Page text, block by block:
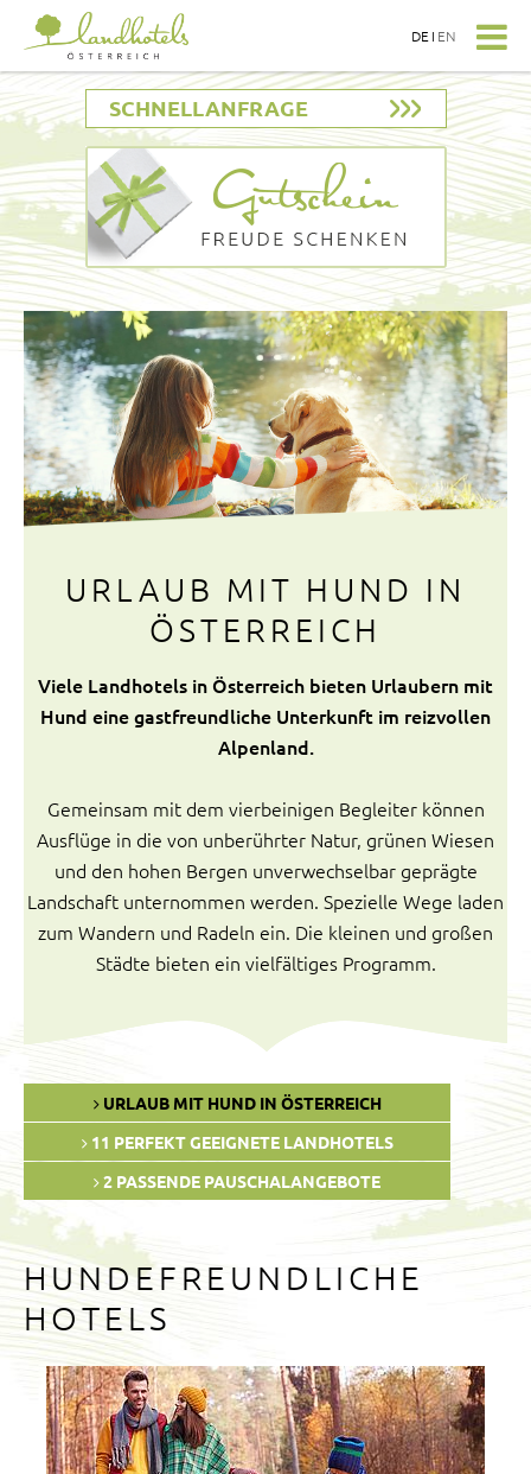
SCHNELLANFRAGE
URLAUB MIT HUND IN
ÖSTERREICH
Viele Landhotels in Österreich bieten Urlaubern mit
Hund eine gastfreundliche Unterkunft im reizvollen
Alpenland.
Gemeinsam mit dem vierbeinigen Begleiter können
Ausflüge in die von unberührter Natur, grünen Wiesen
und den hohen Bergen unverwechselbar geprägte
Landschaft unternommen werden. Spezielle Wege laden
zum Wandern und Radeln ein. Die kleinen und großen
Städte bieten ein vielfältiges Programm.
URLAUB MIT HUND IN ÖSTERREICH
11 PERFEKT GEEIGNETE LANDHOTELS
2 PASSENDE PAUSCHALANGEBOTE
HUNDEFREUNDLICHE
HOTELS
DE I EN